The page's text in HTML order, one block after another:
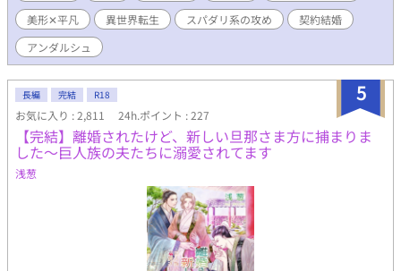
の書いたBL小説の世界だと……――。 ダリルには前世の記憶があ
り、自分がBL小説『薔薇色の君』に登場する悪役令息だというこ
とも理解している。 最初は悪役令息の言動に抵抗があり、穏便に
婚約破棄の流れに持っていけないか奮闘していたダリルだが、物
しまう。 そのやり直しで弟を巻き込んでしまい彼を死なせてしま
ったダリルは、心を鬼にして悪役令息の役目をやり通すことを決
めた。 そしてついに、婚約者のアルフレッドから婚約破棄を言い
渡された……――。 （もうこれからは小説の展開なんか気にしな
いで自由に生きれるんだ……！） 学園追放＆勘当され、晴れて自
由の身となったダリルは、高額な給金につられ、呪われていると
噂されるハウエル公爵家の使用人として働き始める。 そこで、顔
の痣のせいで心を閉ざすハウエル家令息のカイルに気に入られ、
さらには父親――ハウエル公爵家現当主であるカーティスと再婚
してほしいとせがまれ、一年だけの契約結婚をすることになった
のだが……―― 元・悪役令息が第二の人生で公爵様に溺愛される
美形✕平凡
異世界転生 スパダリ系の攻め
契約結婚
アンダルシュ
5
長編 完結 R18
お気に入り : 2,811 24h.ポイント : 227
【完結】離婚されたけど、新しい旦那さま方に捕まりま
した～巨人族の夫たちに溺愛されてます
浅葱